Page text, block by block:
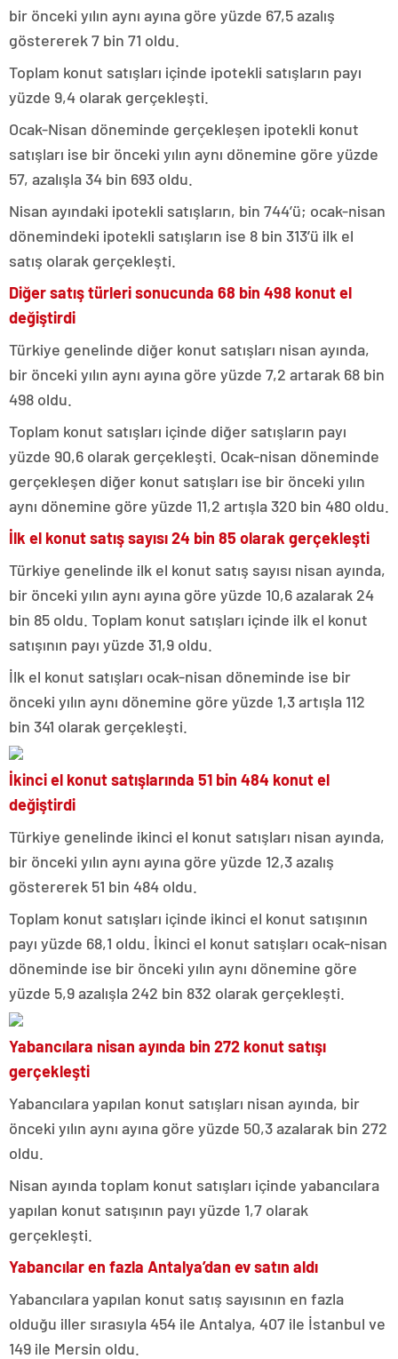
bir önceki yılın aynı ayına göre yüzde 67,5 azalış
göstererek 7 bin 71 oldu.
Toplam konut satışları içinde ipotekli satışların payı
yüzde 9,4 olarak gerçekleşti.
Ocak-Nisan döneminde gerçekleşen ipotekli konut
satışları ise bir önceki yılın aynı dönemine göre yüzde
57, azalışla 34 bin 693 oldu.
Nisan ayındaki ipotekli satışların, bin 744’ü; ocak-nisan
dönemindeki ipotekli satışların ise 8 bin 313’ü ilk el
satış olarak gerçekleşti.
Diğer satış türleri sonucunda 68 bin 498 konut el
değiştirdi
Türkiye genelinde diğer konut satışları nisan ayında,
bir önceki yılın aynı ayına göre yüzde 7,2 artarak 68 bin
498 oldu.
Toplam konut satışları içinde diğer satışların payı
yüzde 90,6 olarak gerçekleşti. Ocak-nisan döneminde
gerçekleşen diğer konut satışları ise bir önceki yılın
aynı dönemine göre yüzde 11,2 artışla 320 bin 480 oldu.
İlk el konut satış sayısı 24 bin 85 olarak gerçekleşti
Türkiye genelinde ilk el konut satış sayısı nisan ayında,
bir önceki yılın aynı ayına göre yüzde 10,6 azalarak 24
bin 85 oldu. Toplam konut satışları içinde ilk el konut
satışının payı yüzde 31,9 oldu.
İlk el konut satışları ocak-nisan döneminde ise bir
önceki yılın aynı dönemine göre yüzde 1,3 artışla 112
bin 341 olarak gerçekleşti.
İkinci el konut satışlarında 51 bin 484 konut el
değiştirdi
Türkiye genelinde ikinci el konut satışları nisan ayında,
bir önceki yılın aynı ayına göre yüzde 12,3 azalış
göstererek 51 bin 484 oldu.
Toplam konut satışları içinde ikinci el konut satışının
payı yüzde 68,1 oldu. İkinci el konut satışları ocak-nisan
döneminde ise bir önceki yılın aynı dönemine göre
yüzde 5,9 azalışla 242 bin 832 olarak gerçekleşti.
Yabancılara nisan ayında bin 272 konut satışı
gerçekleşti
Yabancılara yapılan konut satışları nisan ayında, bir
önceki yılın aynı ayına göre yüzde 50,3 azalarak bin 272
oldu.
Nisan ayında toplam konut satışları içinde yabancılara
yapılan konut satışının payı yüzde 1,7 olarak
gerçekleşti.
Yabancılar en fazla Antalya’dan ev satın aldı
Yabancılara yapılan konut satış sayısının en fazla
olduğu iller sırasıyla 454 ile Antalya, 407 ile İstanbul ve
149 ile Mersin oldu.